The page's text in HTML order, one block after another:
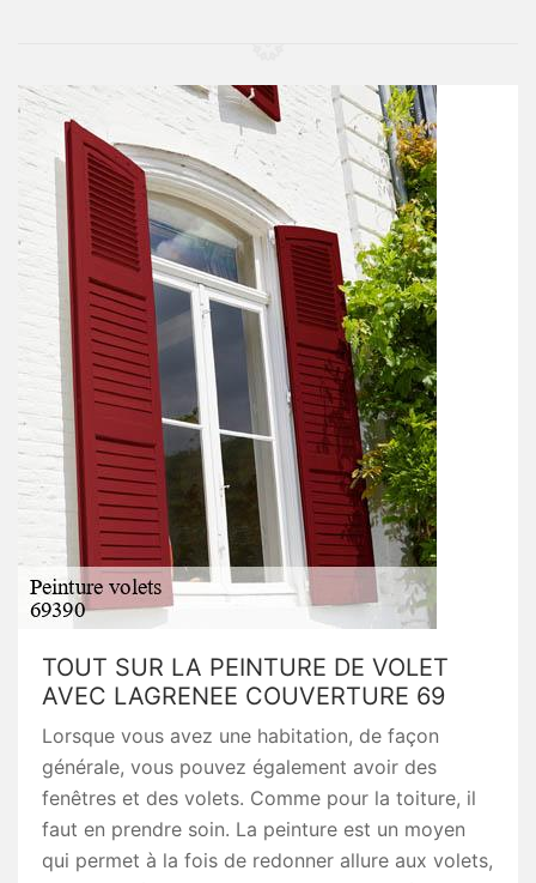
TOUT SUR LA PEINTURE DE VOLET
AVEC LAGRENEE COUVERTURE 69
Lorsque vous avez une habitation, de façon
générale, vous pouvez également avoir des
fenêtres et des volets. Comme pour la toiture, il
faut en prendre soin. La peinture est un moyen
qui permet à la fois de redonner allure aux volets,